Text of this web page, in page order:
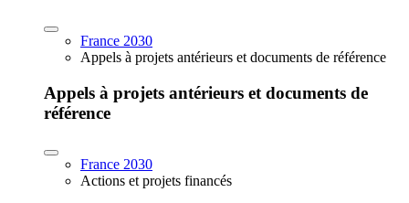
France 2030
Appels à projets antérieurs et documents de référence
Appels à projets antérieurs et documents de
référence
France 2030
Actions et projets financés